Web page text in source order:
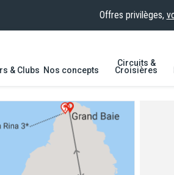
Offres privilèges,
& Clubs Nos concepts
Circuits &
Croisières